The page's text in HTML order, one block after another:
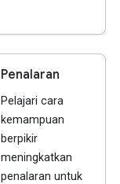
Penalaran
Pelajari cara
kemampuan
berpikir
meningkatkan
penalaran untuk